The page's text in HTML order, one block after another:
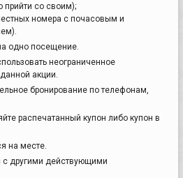
прийти со своим);
номера с почасовым и
одно посещение.
неограниченное
акции.
бронирование по телефонам,
распечатанный купон либо купон в
на месте.
с другими действующими